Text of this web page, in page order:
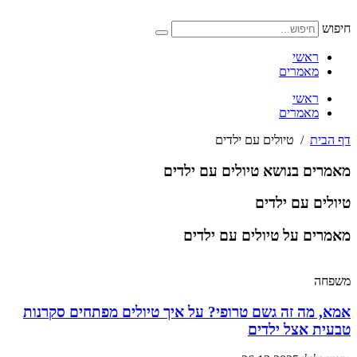
לתוכן
חיפוש
ראשי
מאמרים
ראשי
מאמרים
דף הבית / טיולים עם ילדים
מאמרים בנושא טיולים עם ילדים
טיולים עם ילדים
מאמרים על טיולים עם ילדים
משפחה
אמא, מה זה גשם טרופי? על איך טיולים מפתחים סקרנות
טבעית אצל ילדים